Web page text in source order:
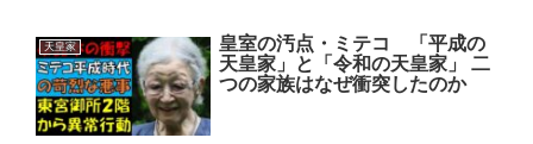
天皇家
皇室の汚点・ミテコ 「平成の
天皇家」と「令和の天皇家」 二
つの家族はなぜ衝突したのか